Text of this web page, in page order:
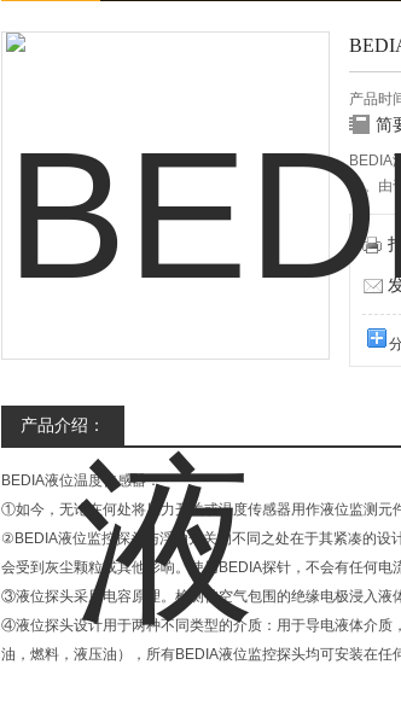
产品时
简
BEDIA
性。
响。
产品介绍：
BEDIA液位温度传感器：
①如今，无论在何处将压力开关或温度传感器用作液位监测元
②BEDIA液位监控探头与浮动开关的不同之处在于其紧凑的设
会受到灰尘颗粒或其他影响。使用BEDIA探针，不会有任何电
③液位探头采用电容原理。检测被空气包围的绝缘电极浸入液
④液位探头设计用于两种不同类型的介质：用于导电液体介质
油，燃料，液压油），所有BEDIA液位监控探头均可安装在任